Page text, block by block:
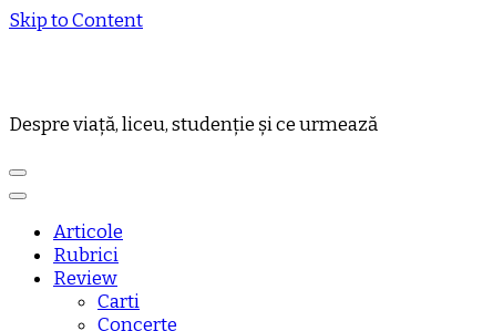
Skip to Content
Despre viață, liceu, studenție și ce urmează
Articole
Rubrici
Review
Carti
Concerte